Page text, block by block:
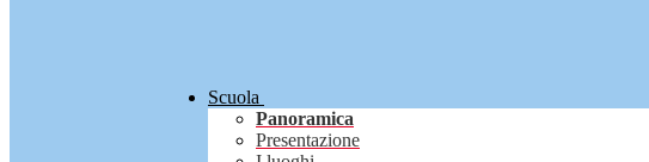
Scuola
Panoramica
Presentazione